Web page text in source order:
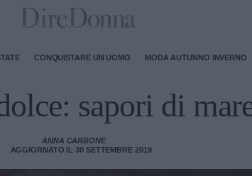
CONQUISTARE UN UOMO MODA AUTUNNO INVERNO
sapori di
ANNA CARBONE
AGGIORNATO IL 30 SETTEMBRE 2019